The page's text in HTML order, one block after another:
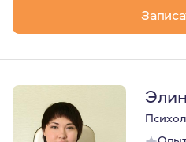
Именно эта цитата